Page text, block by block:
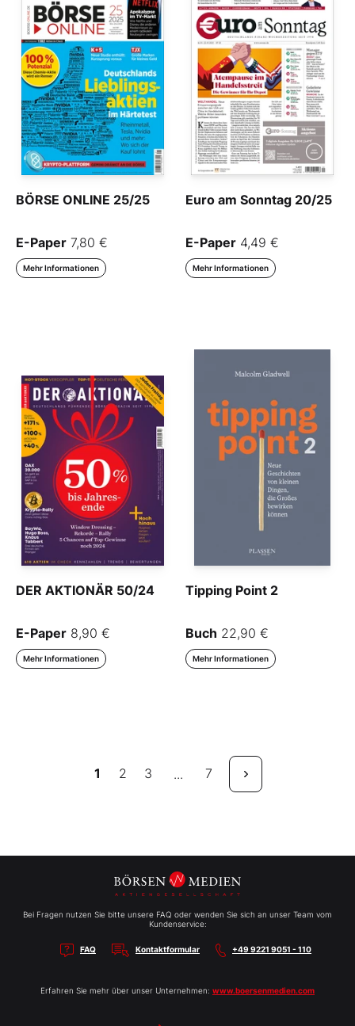
BÖRSE ONLINE 25/25
E-Paper 7,80 €
Mehr Informationen
Euro am Sonntag 20/25
E-Paper 4,49 €
Mehr Informationen
DER AKTIONÄR 50/24
E-Paper 8,90 €
Mehr Informationen
Tipping Point 2
Buch 22,90 €
Mehr Informationen
1 2 3 ... 7
Bei Fragen nutzen Sie bitte unsere FAQ oder wenden Sie sich an unser Team vom
Kundenservice:
FAQ Kontaktformular +49 9221 9051 - 110
Erfahren Sie mehr über unser Unternehmen: www.boersenmedien.com